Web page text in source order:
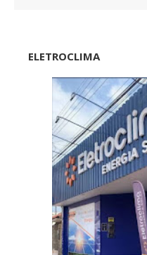
ELETROCLIMA